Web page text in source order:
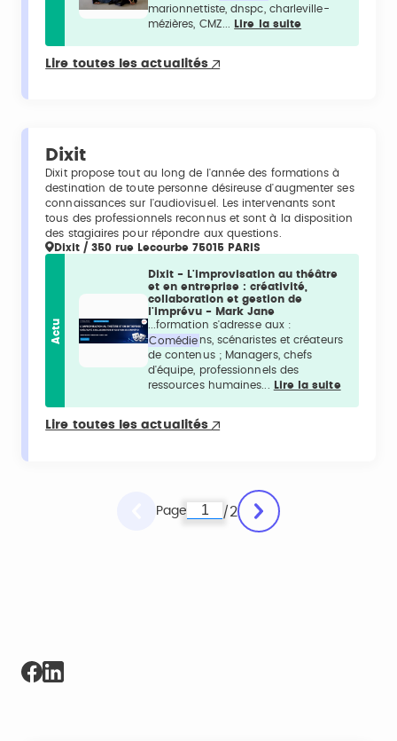
marionnettiste, dnspc, charleville-
mézières, CMZ...
Lire la suite
Lire toutes les actualités
Dixit
Dixit propose tout au long de l'année des formations à
destination de toute personne désireuse d'augmenter ses
connaissances sur l'audiovisuel. Les intervenants sont
tous des professionnels reconnus et sont à la disposition
des stagiaires pour répondre aux questions.
Dixit / 350 rue Lecourbe 75015 PARIS
Actu
Dixit - L'improvisation au théâtre
et en entreprise : créativité,
collaboration et gestion de
l'imprévu - Mark Jane
...formation s'adresse aux :
Comédie ns, scénaristes et créateurs
de contenus ; Managers, chefs
d'équipe, professionnels des
ressources humaines...
Lire la suite
Lire toutes les actualités
Page / 2